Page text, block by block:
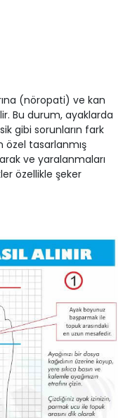
(nöropati) ve kan
Bu durum, ayaklarda
gibi sorunların fark
özel tasarlanmış
ve yaralanmaları
özellikle şeker